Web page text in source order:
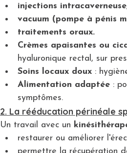
injections intracaverneuse
vacuum (pompe à pénis
traitements oraux.
Crèmes apaisantes ou
hyaluronique rectal, sur
Soins locaux doux :
Alimentation adaptée :
symptômes.
2. La rééducation périnéale
Un travail avec un
restaurer ou améliorer
permettre la récupération